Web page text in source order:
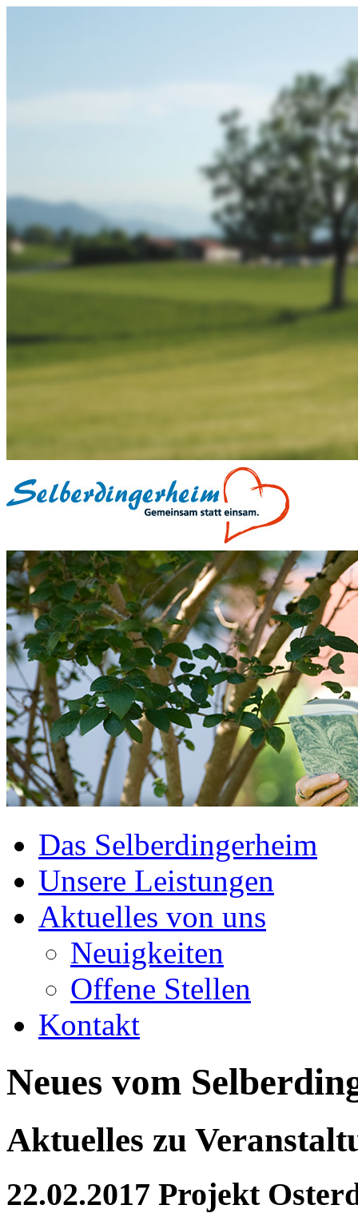
Das Selberdingerheim
Unsere Leistungen
Aktuelles von uns
Neuigkeiten
Offene Stellen
Kontakt
Neues vom
Aktuelles zu
22.02.2017 Projekt